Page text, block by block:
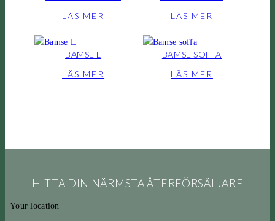
LÄS MER
LÄS MER
BAMSE L
LÄS MER
BAMSE SOFFA
LÄS MER
HITTA DIN NÄRMSTA ÅTERFÖRSÄLJARE
Your location